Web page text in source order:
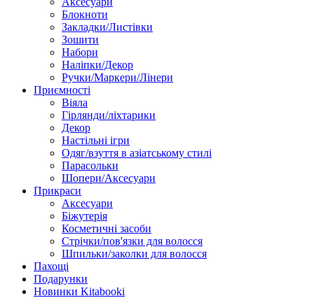
Блокноти
Закладки/Листівки
Зошити
Набори
Наліпки/Декор
Ручки/Маркери/Лінери
Приємності
Віяла
Гірлянди/ліхтарики
Декор
Настільні ігри
Одяг/взуття в азіатському стилі
Парасольки
Шопери/Аксесуари
Прикраси
Аксесуари
Біжутерія
Косметичні засоби
Стрічки/пов'язки для волосся
Шпильки/заколки для волосся
Пахощі
Подарунки
Новинки Kitabooki